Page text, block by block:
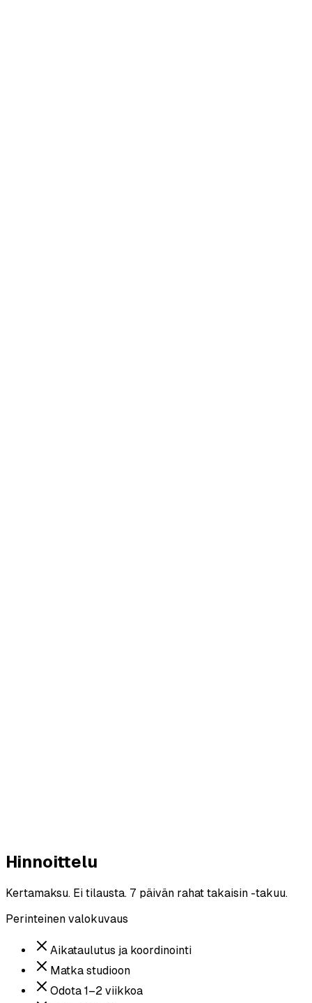
Hinnoittelu
Kertamaksu. Ei tilausta. 7 päivän rahat takaisin -takuu.
Perinteinen valokuvaus
Aikataulutus ja koordinointi
Matka studioon
Odota 1–2 viikkoa